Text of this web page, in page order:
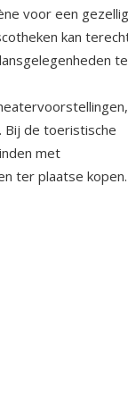
voor een gezellig
kan
te
Bij de toeristische
met
ter plaatse kopen.